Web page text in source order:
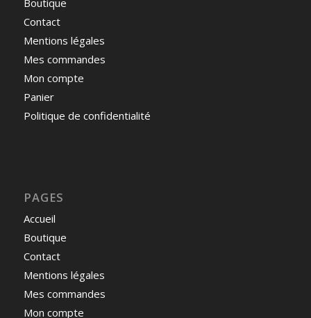
Contact
Mentions légales
Mes commandes
Mon compte
Panier
Politique de confidentialité
PAGES
Accueil
Boutique
Contact
Mentions légales
Mes commandes
Mon compte